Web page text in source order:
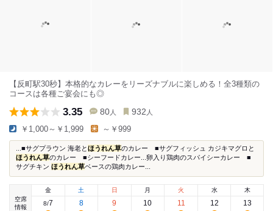
【反町駅30秒】本格的なカレーをリーズナブルに楽しめる！全3種類の
コースは各種ご宴会にも◎
3.35 80 人 932 人
￥1,000～￥1,999 ～￥999
...■サグプラウン 海老とほうれん草のカレー ■サグフィッシュ カジキマグロと
ほうれん草のカレー ■シーフードカレー...卵入り鶏肉のスパイシーカレー ■
サグチキン ほうれん草ベースの鶏肉カレー...
空席
情報
金
8/7
土
8
日
9
月
10
火
11
水
12
木
13